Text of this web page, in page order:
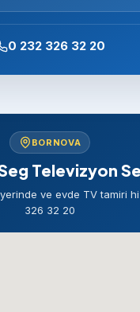
0 232 326 32 20
BORNOVA
Televizyon
ve evde TV tamiri
326 32 20